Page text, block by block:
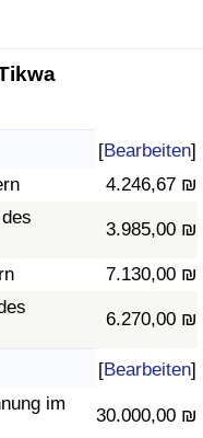
[Bearbeiten]
4.246,67 ₪
3.985,00 ₪
7.130,00 ₪
6.270,00 ₪
[Bearbeiten]
im
30.000,00 ₪
Land